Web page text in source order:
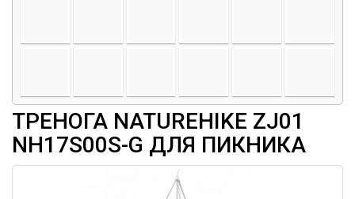
ТРЕНОГА NATUREHIKE ZJ01
NH17S00S-G ДЛЯ ПИКНИКА